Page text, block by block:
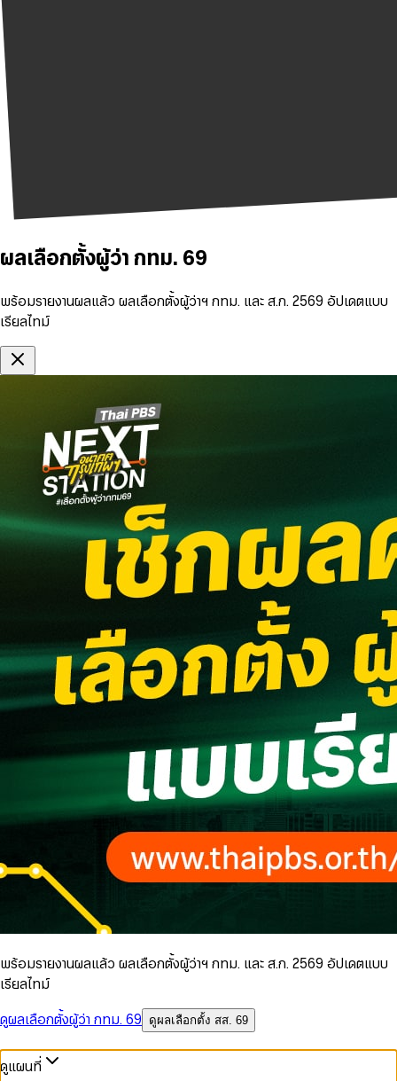
ผลเลือกตั้งผู้ว่า กทม. 69
พร้อมรายงานผลแล้ว ผลเลือกตั้งผู้ว่าฯ กทม. และ ส.ก. 2569 อัปเดตแบบ
เรียลไทม์
พร้อมรายงานผลแล้ว ผลเลือกตั้งผู้ว่าฯ กทม. และ ส.ก. 2569 อัปเดตแบบ
เรียลไทม์
ดูผลเลือกตั้งผู้ว่า กทม. 69
ดูผลเลือกตั้ง สส. 69
ดูแผนที่